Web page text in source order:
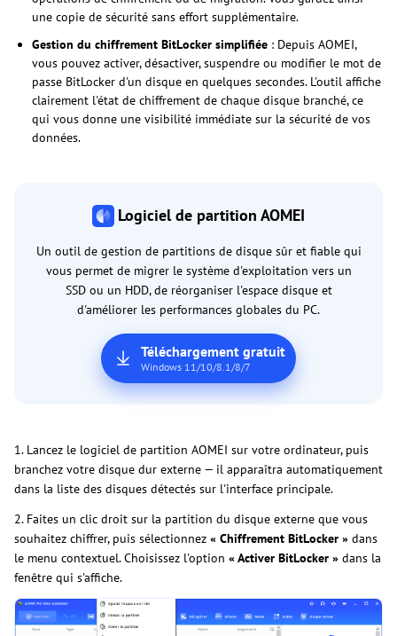
une copie de sécurité sans effort supplémentaire.
Gestion du chiffrement BitLocker simplifiée : Depuis AOMEI,
vous pouvez activer, désactiver, suspendre ou modifier le mot de
passe BitLocker d'un disque en quelques secondes. L'outil affiche
clairement l'état de chiffrement de chaque disque branché, ce
qui vous donne une visibilité immédiate sur la sécurité de vos
données.
Logiciel de partition AOMEI
Un outil de gestion de partitions de disque sûr et fiable qui
vous permet de migrer le système d'exploitation vers un
SSD ou un HDD, de réorganiser l'espace disque et
d'améliorer les performances globales du PC.
Téléchargement gratuit
Windows 11/10/8.1/8/7
1. Lancez le logiciel de partition AOMEI sur votre ordinateur, puis
branchez votre disque dur externe — il apparaîtra automatiquement
dans la liste des disques détectés sur l'interface principale.
2. Faites un clic droit sur la partition du disque externe que vous
souhaitez chiffrer, puis sélectionnez « Chiffrement BitLocker » dans
le menu contextuel. Choisissez l'option « Activer BitLocker » dans la
fenêtre qui s'affiche.